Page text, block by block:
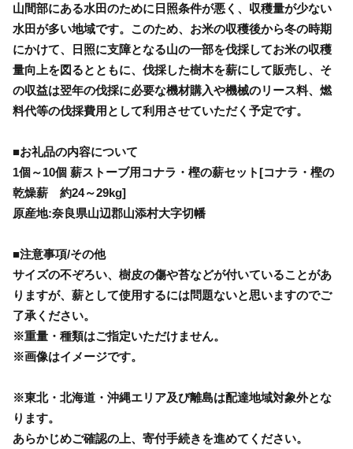
山間部にある水田のために日照条件が悪く、収穫量が少ない
水田が多い地域です。このため、お米の収穫後から冬の時期
にかけて、日照に支障となる山の一部を伐採してお米の収穫
量向上を図るとともに、伐採した樹木を薪にして販売し、そ
の収益は翌年の伐採に必要な機材購入や機械のリース料、燃
料代等の伐採費用として利用させていただく予定です。
■お礼品の内容について
1個～10個 薪ストーブ用コナラ・樫の薪セット[コナラ・樫の
乾燥薪 約24～29kg]
原産地:奈良県山辺郡山添村大字切幡
■注意事項/その他
サイズの不ぞろい、樹皮の傷や苔などが付いていることがあ
りますが、薪として使用するには問題ないと思いますのでご
了承ください。
※重量・種類はご指定いただけません。
※画像はイメージです。
※東北・北海道・沖縄エリア及び離島は配達地域対象外とな
ります。
あらかじめご確認の上、寄付手続きを進めてください。